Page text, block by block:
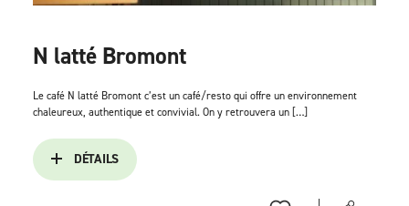
N latté Bromont
Le café N latté Bromont c’est un café/resto qui offre un environnement
chaleureux, authentique et convivial. On y retrouvera un […]
DÉTAILS